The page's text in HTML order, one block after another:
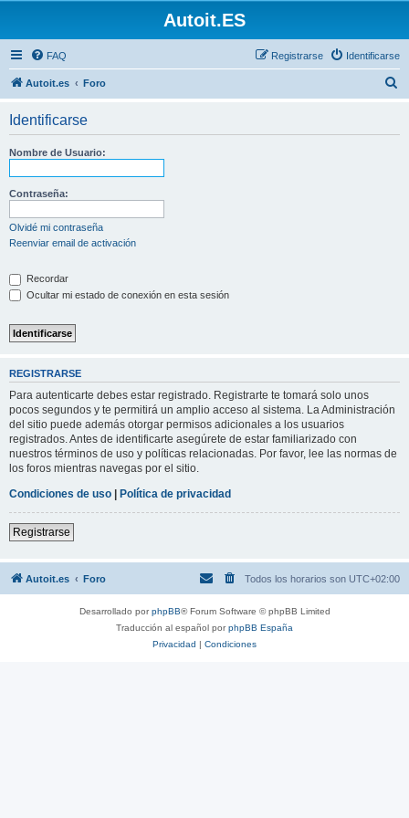
Autoit.ES
FAQ Identificarse
Registrarse
Autoit.es Foro
Identificarse
Nombre de Usuario:
Contraseña:
Olvidé mi contraseña
Reenviar email de activación
Recordar
Ocultar mi estado de conexión en esta sesión
REGISTRARSE
Para autenticarte debes estar registrado. Registrarte te tomará solo unos
pocos segundos y te permitirá un amplio acceso al sistema. La Administración
del sitio puede además otorgar permisos adicionales a los usuarios
registrados. Antes de identificarte asegúrete de estar familiarizado con
nuestros términos de uso y políticas relacionadas. Por favor, lee las normas de
los foros mientras navegas por el sitio.
Condiciones de uso | Política de privacidad
Registrarse
Autoit.es Foro Todos los horarios son UTC+02:00
Desarrollado porphpBB® Forum Software © phpBB Limited
Traducción al español porphpBB España
Privacidad | Condiciones